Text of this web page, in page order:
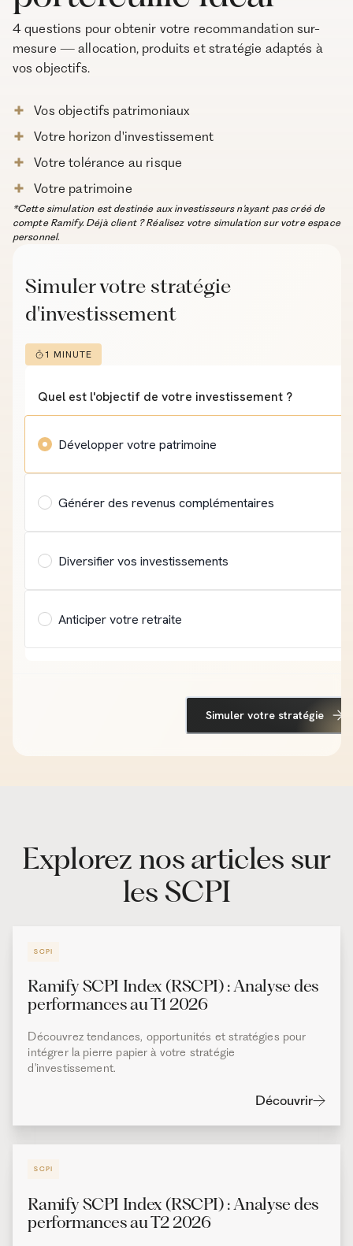
4 questions pour obtenir votre recommandation sur-
mesure — allocation, produits et stratégie adaptés à
vos objectifs.
Vos objectifs patrimoniaux
Votre horizon d'investissement
Votre tolérance au risque
Votre patrimoine
*Cette simulation est destinée aux investisseurs n'ayant pas créé de
compte Ramify. Déjà client ? Réalisez votre simulation sur votre espace
personnel.
Explorez nos articles sur
les SCPI
SCPI
Ramify SCPI Index (RSCPI) : Analyse des
performances au T1 2026
Découvrez tendances, opportunités et stratégies pour
intégrer la pierre papier à votre stratégie
d'investissement.
Découvrir
SCPI
Ramify SCPI Index (RSCPI) : Analyse des
performances au T2 2026